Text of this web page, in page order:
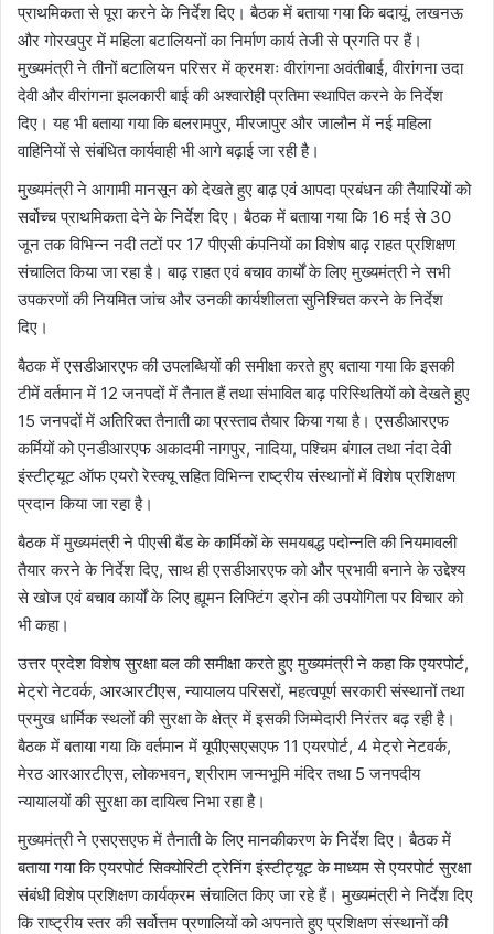
प्राथमिकता से पूरा करने के निर्देश दिए। बैठक में बताया गया कि बदायूं, लखनऊ
और गोरखपुर में महिला बटालियनों का निर्माण कार्य तेजी से प्रगति पर हैं।
मुख्यमंत्री ने तीनों बटालियन परिसर में क्रमशः वीरांगना अवंतीबाई, वीरांगना उदा
देवी और वीरांगना झलकारी बाई की अश्वारोही प्रतिमा स्थापित करने के निर्देश
दिए। यह भी बताया गया कि बलरामपुर, मीरजापुर और जालौन में नई महिला
वाहिनियों से संबंधित कार्यवाही भी आगे बढ़ाई जा रही है।
मुख्यमंत्री ने आगामी मानसून को देखते हुए बाढ़ एवं आपदा प्रबंधन की तैयारियों को
सर्वोच्च प्राथमिकता देने के निर्देश दिए। बैठक में बताया गया कि 16 मई से 30
जून तक विभिन्न नदी तटों पर 17 पीएसी कंपनियों का विशेष बाढ़ राहत प्रशिक्षण
संचालित किया जा रहा है। बाढ़ राहत एवं बचाव कार्यों के लिए मुख्यमंत्री ने सभी
उपकरणों की नियमित जांच और उनकी कार्यशीलता सुनिश्चित करने के निर्देश
दिए।
बैठक में एसडीआरएफ की उपलब्धियों की समीक्षा करते हुए बताया गया कि इसकी
टीमें वर्तमान में 12 जनपदों में तैनात हैं तथा संभावित बाढ़ परिस्थितियों को देखते हुए
15 जनपदों में अतिरिक्त तैनाती का प्रस्ताव तैयार किया गया है। एसडीआरएफ
कर्मियों को एनडीआरएफ अकादमी नागपुर, नादिया, पश्चिम बंगाल तथा नंदा देवी
इंस्टीट्यूट ऑफ एयरो रेस्क्यू सहित विभिन्न राष्ट्रीय संस्थानों में विशेष प्रशिक्षण
प्रदान किया जा रहा है।
बैठक में मुख्यमंत्री ने पीएसी बैंड के कार्मिकों के समयबद्ध पदोन्नति की नियमावली
तैयार करने के निर्देश दिए, साथ ही एसडीआरएफ को और प्रभावी बनाने के उद्देश्य
से खोज एवं बचाव कार्यों के लिए ह्यूमन लिफ्टिंग ड्रोन की उपयोगिता पर विचार को
भी कहा।
उत्तर प्रदेश विशेष सुरक्षा बल की समीक्षा करते हुए मुख्यमंत्री ने कहा कि एयरपोर्ट,
मेट्रो नेटवर्क, आरआरटीएस, न्यायालय परिसरों, महत्वपूर्ण सरकारी संस्थानों तथा
प्रमुख धार्मिक स्थलों की सुरक्षा के क्षेत्र में इसकी जिम्मेदारी निरंतर बढ़ रही है।
बैठक में बताया गया कि वर्तमान में यूपीएसएसएफ 11 एयरपोर्ट, 4 मेट्रो नेटवर्क,
मेरठ आरआरटीएस, लोकभवन, श्रीराम जन्मभूमि मंदिर तथा 5 जनपदीय
न्यायालयों की सुरक्षा का दायित्व निभा रहा है।
मुख्यमंत्री ने एसएसएफ में तैनाती के लिए मानकीकरण के निर्देश दिए। बैठक में
बताया गया कि एयरपोर्ट सिक्योरिटी ट्रेनिंग इंस्टीट्यूट के माध्यम से एयरपोर्ट सुरक्षा
संबंधी विशेष प्रशिक्षण कार्यक्रम संचालित किए जा रहे हैं। मुख्यमंत्री ने निर्देश दिए
कि राष्ट्रीय स्तर की सर्वोत्तम प्रणालियों को अपनाते हुए प्रशिक्षण संस्थानों की